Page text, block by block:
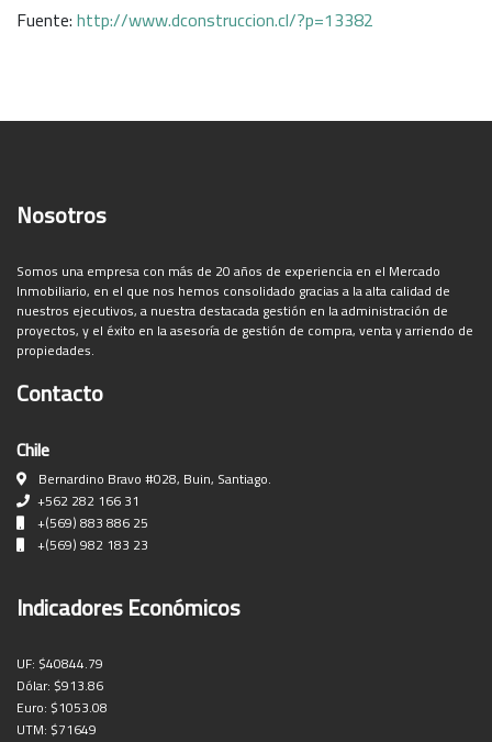
Fuente:http://www.dconstruccion.cl/?p=13382
Nosotros
Somos una empresa con más de 20 años de experiencia en el Mercado
Inmobiliario, en el que nos hemos consolidado gracias a la alta calidad de
nuestros ejecutivos, a nuestra destacada gestión en la administración de
proyectos, y el éxito en la asesoría de gestión de compra, venta y arriendo de
propiedades.
Contacto
Chile
Bernardino Bravo #028, Buin, Santiago.
+562 282 166 31
+(569) 883 886 25
+(569) 982 183 23
Indicadores Económicos
UF:$40844.79
Dólar:$913.86
Euro:$1053.08
UTM:$71649